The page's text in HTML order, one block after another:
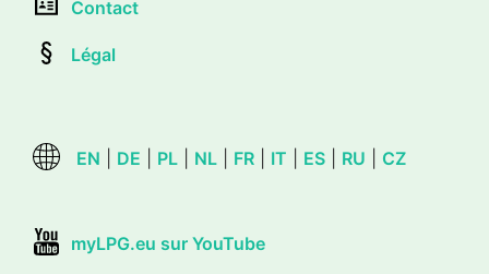
Contact
Légal
EN DE PL NL FR IT ES RU CZ
myLPG.eu sur YouTube